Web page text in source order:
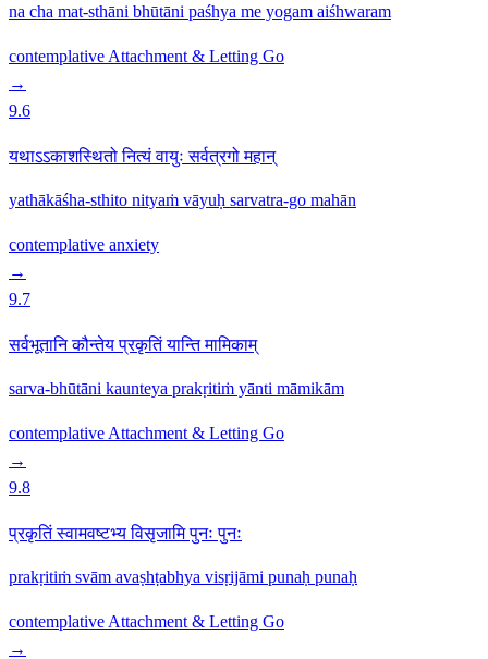
na cha mat-sthāni bhūtāni paśhya me yogam aiśhwaram
contemplative Attachment & Letting Go
→
9.6
यथाऽऽकाशस्थितो नित्यं वायुः सर्वत्रगो महान्
yathākāśha-sthito nityaṁ vāyuḥ sarvatra-go mahān
contemplative anxiety
→
9.7
सर्वभूतानि कौन्तेय प्रकृतिं यान्ति मामिकाम्
sarva-bhūtāni kaunteya prakṛitiṁ yānti māmikām
contemplative Attachment & Letting Go
→
9.8
प्रकृतिं स्वामवष्टभ्य विसृजामि पुनः पुनः
prakṛitiṁ svām avaṣhṭabhya visṛijāmi punaḥ punaḥ
contemplative Attachment & Letting Go
→